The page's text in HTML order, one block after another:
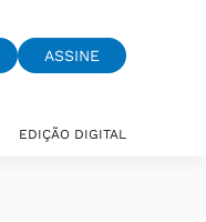
ASSINE
EDIÇÃO DIGITAL